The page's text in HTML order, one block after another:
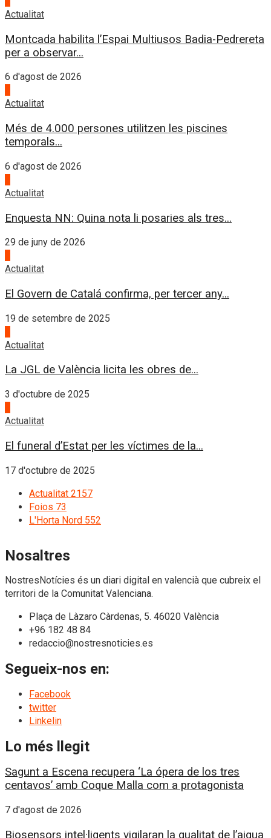
Actualitat
Montcada habilita l’Espai Multiusos Badia-Pedrereta
per a observar...
6 d'agost de 2026
Actualitat
Més de 4.000 persones utilitzen les piscines
temporals...
6 d'agost de 2026
Actualitat
Enquesta NN: Quina nota li posaries als tres...
29 de juny de 2026
Actualitat
El Govern de Catalá confirma, per tercer any...
19 de setembre de 2025
Actualitat
La JGL de València licita les obres de...
3 d'octubre de 2025
Actualitat
El funeral d’Estat per les víctimes de la...
17 d'octubre de 2025
Actualitat 2157
Foios 73
L'Horta Nord 552
Nosaltres
NostresNotícies és un diari digital en valencià que cubreix el
territori de la Comunitat Valenciana.
Plaça de Làzaro Càrdenas, 5. 46020 València
+96 182 48 84
redaccio@nostresnoticies.es
Segueix-nos en:
Facebook
twitter
Linkelin
Lo més llegit
Sagunt a Escena recupera ‘La ópera de los tres
centavos’ amb Coque Malla com a protagonista
7 d'agost de 2026
Biosensors intel·ligents vigilaran la qualitat de l’aigua